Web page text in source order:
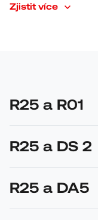
Zjistit více
R25 a R01
R25 a DS 2
R25 a DA5